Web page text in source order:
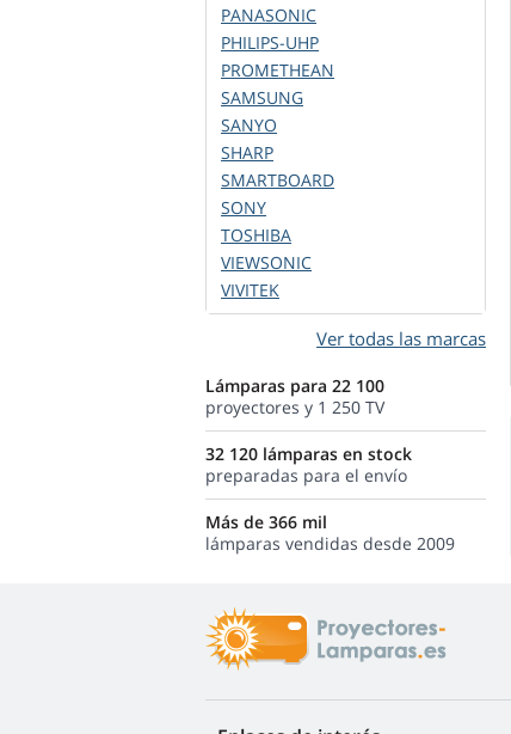
PANASONIC
PHILIPS-UHP
PROMETHEAN
SAMSUNG
SANYO
SHARP
SMARTBOARD
SONY
TOSHIBA
VIEWSONIC
VIVITEK
Ver todas las marcas
Lámparas para 22 100
proyectores y 1 250 TV
32 120 lámparas en stock
preparadas para el envío
Más de 366 mil
lámparas vendidas desde 2009